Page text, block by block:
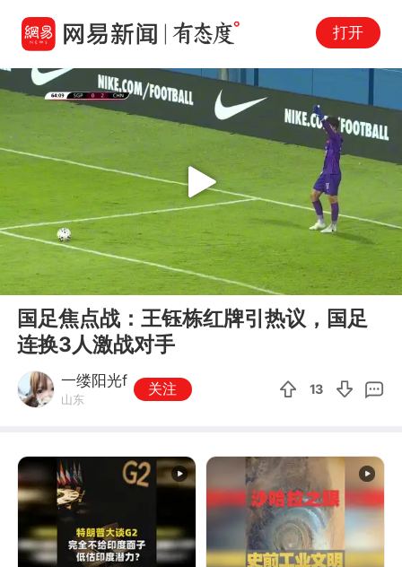
打开
00:00 05:19
Play
国足焦点战：王钰栋红牌引热议，国足
连换3人激战对手
一缕阳光f
山东
关注 13